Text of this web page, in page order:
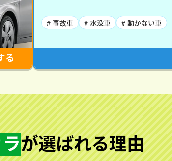
る
# 事故車 # 水没車 # 動かない車
が選ばれる理由